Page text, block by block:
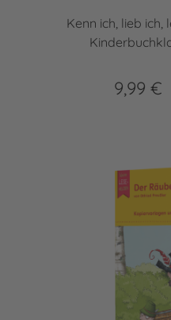
Kenn ich, lieb ich,
9,99 €